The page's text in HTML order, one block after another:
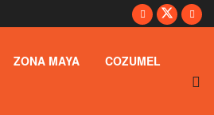
ZONA MAYA COZUMEL